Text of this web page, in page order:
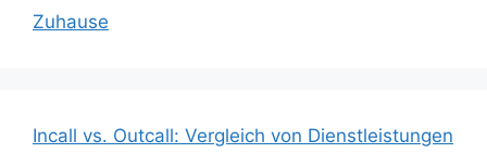
Zuhause
Incall vs. Outcall: Vergleich von Dienstleistungen